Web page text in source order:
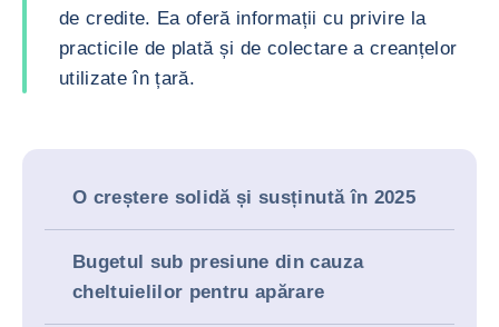
de credite. Ea oferă informații cu privire la
practicile de plată și de colectare a creanțelor
utilizate în țară.
O creștere solidă și susținută în 2025
Bugetul sub presiune din cauza
cheltuielilor pentru apărare